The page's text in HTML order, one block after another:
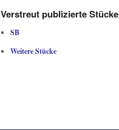
Verstreut publizierte Stücke
SB
Weitere Stücke